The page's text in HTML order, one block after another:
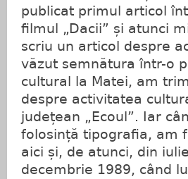
publicat primul articol
filmul „Dacii” și atunci
scriu un articol despre
văzut semnătura într-o
cultural la Matei, am
despre activitatea
județean „Ecoul”. Iar
folosință tipografia, am
aici și, de atunci, din
decembrie 1989, când